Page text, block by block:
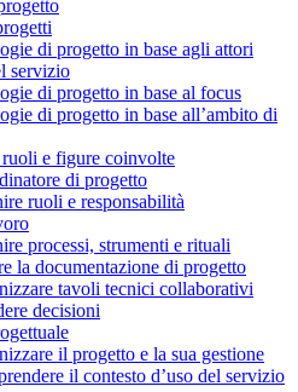
di progetto in base agli attori
servizio
di progetto in base al focus
di progetto in base all’ambito di
e figure coinvolte
di progetto
ruoli e responsabilità
processi, strumenti e rituali
la documentazione di progetto
tavoli tecnici collaborativi
decisioni
il progetto e la sua gestione
il contesto d’uso del servizio